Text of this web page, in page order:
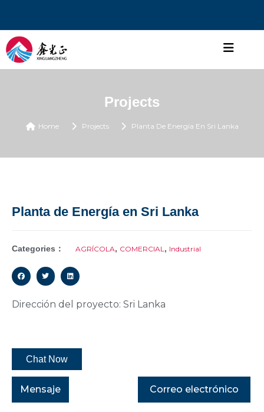
Projects
Home Projects Planta De Energía En Sri Lanka
Planta de Energía en Sri Lanka
Categories： AGRÍCOLA, COMERCIAL, Industrial
Dirección del proyecto: Sri Lanka
Chat Now
Mensaje Correo electrónico